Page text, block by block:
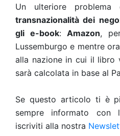
Un ulteriore problema
transnazionalità dei
gli e-book:Amazon,
Lussemburgo e mentre
alla nazione in cui il libro
sarà calcolata in base al
Se questo articolo ti è
sempre informato
iscriviti alla nostra